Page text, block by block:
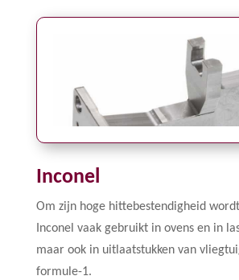
Inconel
Om zijn hoge hittebestendigheid
Inconel vaak gebruikt in ovens en in
maar ook in uitlaatstukken van
formule-1.